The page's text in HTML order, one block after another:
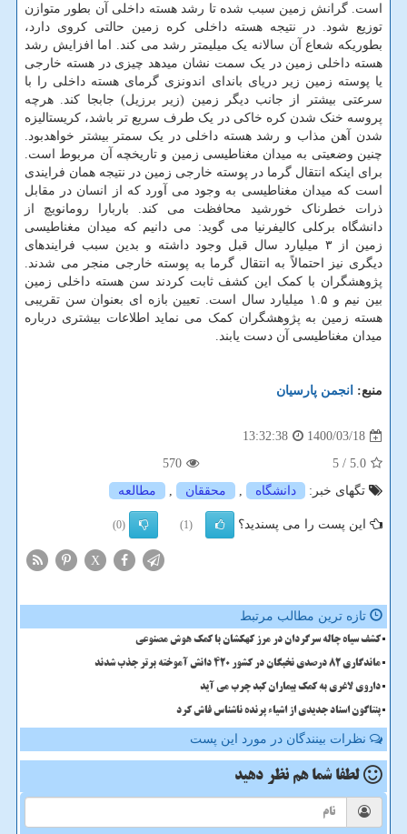
است. گرانش زمین سبب شده تا رشد هسته داخلی آن بطور متوازن
توزیع شود. در نتیجه هسته داخلی کره زمین حالتی کروی دارد،
بطوریکه شعاع آن سالانه یک میلیمتر رشد می کند. اما افزایش رشد
هسته داخلی زمین در یک سمت نشان میدهد چیزی در هسته خارجی
یا پوسته زمین زیر دریای باندای اندونزی گرمای هسته داخلی را با
سرعتی بیشتر از جانب دیگر زمین (زیر برزیل) جابجا کند. هرچه
پروسه خنک شدن کره خاکی در یک طرف سریع تر باشد، کریستالیزه
شدن آهن مذاب و رشد هسته داخلی در یک سمتر بیشتر خواهدبود.
چنین وضعیتی به میدان مغناطیسی زمین و تاریخچه آن مربوط است.
برای اینکه انتقال گرما در پوسته خارجی زمین در نتیجه همان فرایندی
است که میدان مغناطیسی به وجود می آورد که از انسان در مقابل
ذرات خطرناک خورشید محافظت می کند. باربارا رومانویچ از
دانشگاه برکلی کالیفرنیا می گوید: می دانیم که میدان مغناطیسی
زمین از ۳ میلیارد سال قبل وجود داشته و بدین سبب فرایندهای
دیگری نیز احتمالاً به انتقال گرما به پوسته خارجی منجر می شدند.
پژوهشگران با کمک این کشف ثابت کردند سن هسته داخلی زمین
بین نیم و ۱.۵ میلیارد سال است. تعیین بازه ای بعنوان سن تقریبی
هسته زمین به پژوهشگران کمک می نماید اطلاعات بیشتری درباره
میدان مغناطیسی آن دست یابند.
منبع: انجمن پارسیان
1400/03/18
13:32:38
5.0
/ 5
570
تگهای خبر:
دانشگاه , محققان , مطالعه
این پست را می پسندید؟ (1)
(0)
X
تازه ترین مطالب مرتبط
کشف سیاه چاله سرگردان در مرز کهکشان با کمک هوش مصنوعی
ماندگاری 82 درصدی نخبگان در کشور 420 دانش آموخته برتر جذب شدند
داروی لاغری به کمک بیماران کبد چرب می آید
پنتاگون اسناد جدیدی از اشیاء پرنده ناشناس فاش کرد
نظرات بینندگان در مورد این پست
لطفا شما هم نظر دهید